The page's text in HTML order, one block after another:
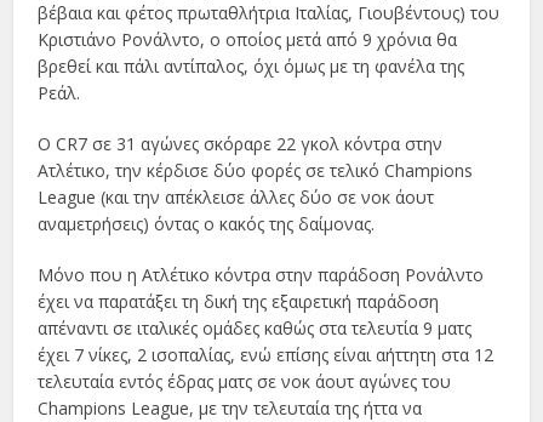
βέβαια και φέτος πρωταθλήτρια Ιταλίας, Γιουβέντους) του
Κριστιάνο Ρονάλντο, ο οποίος μετά από 9 χρόνια θα
βρεθεί και πάλι αντίπαλος, όχι όμως με τη φανέλα της
Ρεάλ.
Ο CR7 σε 31 αγώνες σκόραρε 22 γκολ κόντρα στην
Ατλέτικο, την κέρδισε δύο φορές σε τελικό Champions
League (και την απέκλεισε άλλες δύο σε νοκ άουτ
αναμετρήσεις) όντας ο κακός της δαίμονας.
Μόνο που η Ατλέτικο κόντρα στην παράδοση Ρονάλντο
έχει να παρατάξει τη δική της εξαιρετική παράδοση
απέναντι σε ιταλικές ομάδες καθώς στα τελευτία 9 ματς
έχει 7 νίκες, 2 ισοπαλίας, ενώ επίσης είναι αήττητη στα 12
τελευταία εντός έδρας ματς σε νοκ άουτ αγώνες του
Champions League, με την τελευταία της ήττα να